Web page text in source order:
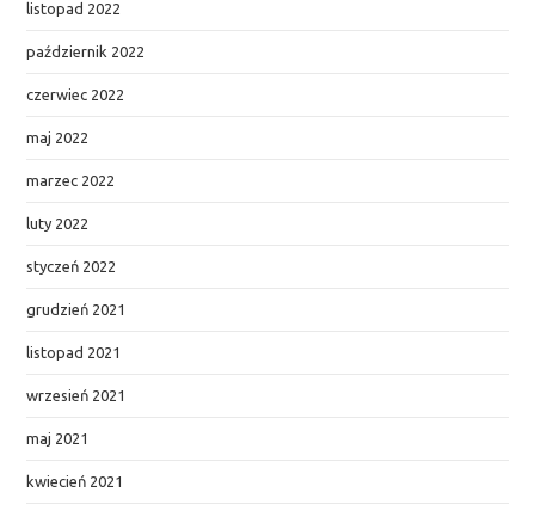
listopad 2022
październik 2022
czerwiec 2022
maj 2022
marzec 2022
luty 2022
styczeń 2022
grudzień 2021
listopad 2021
wrzesień 2021
maj 2021
kwiecień 2021